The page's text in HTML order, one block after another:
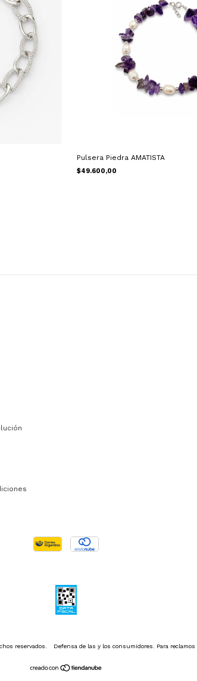
Pulsera Piedra AMATISTA
$49.600,00
reservados. Defensa de las y los consumidores. Para reclamos